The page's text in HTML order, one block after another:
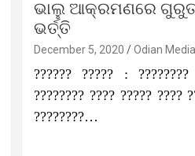
ଭାଲୁ ଆକ୍ରମଣରେ
ଭର୍ତ୍ତି
December 5, 2020 Odian
?????? ????? :
???????? ???? ????? ????
????????…